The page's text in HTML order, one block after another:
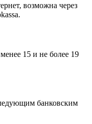
возможна через
15 и не более 19
банковским